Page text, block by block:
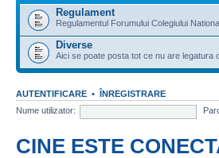
Regulament
Regulamentul Forumului Colegiului
Diverse
Aici se poate posta tot ce nu are legatura
AUTENTIFICARE • ÎNREGISTRARE
Nume utilizator:
CINE ESTE